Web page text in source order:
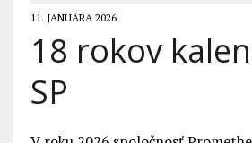
11. JANUÁRA 2026
18 rokov
SP